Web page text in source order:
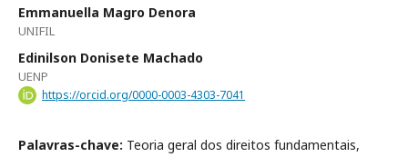
Emmanuella Magro Denora
UNIFIL
Edinilson Donisete Machado
UENP
https://orcid.org/0000-0003-4303-7041
Palavras-chave: Teoria geral dos direitos fundamentais,